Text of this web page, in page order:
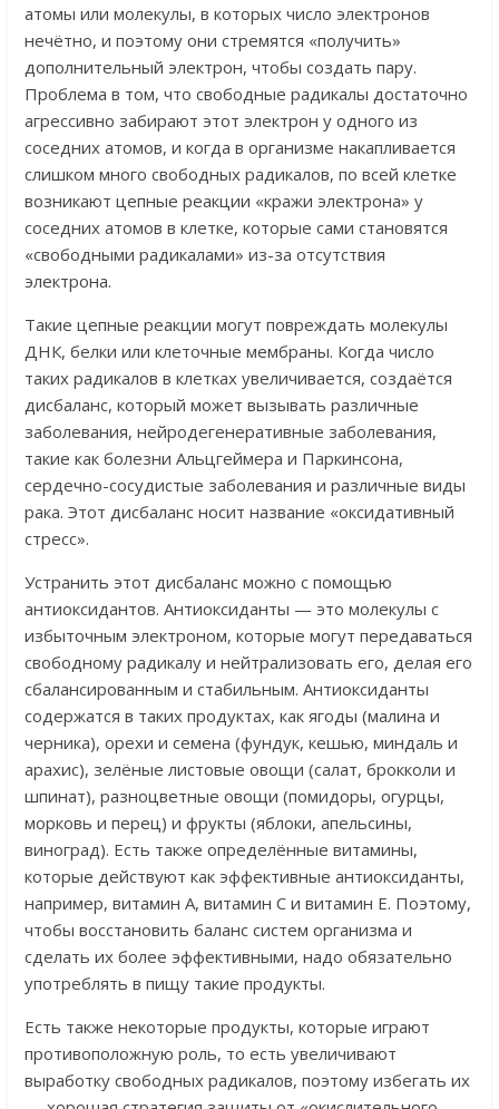
атомы или молекулы, в которых число электронов
нечётно, и поэтому они стремятся «получить»
дополнительный электрон, чтобы создать пару.
Проблема в том, что свободные радикалы достаточно
агрессивно забирают этот электрон у одного из
соседних атомов, и когда в организме накапливается
слишком много свободных радикалов, по всей клетке
возникают цепные реакции «кражи электрона» у
соседних атомов в клетке, которые сами становятся
«свободными радикалами» из-за отсутствия
электрона.
Такие цепные реакции могут повреждать молекулы
ДНК, белки или клеточные мембраны. Когда число
таких радикалов в клетках увеличивается, создаётся
дисбаланс, который может вызывать различные
заболевания, нейродегенеративные заболевания,
такие как болезни Альцгеймера и Паркинсона,
сердечно-сосудистые заболевания и различные виды
рака. Этот дисбаланс носит название «оксидативный
стресс».
Устранить этот дисбаланс можно с помощью
антиоксидантов. Антиоксиданты — это молекулы с
избыточным электроном, которые могут передаваться
свободному радикалу и нейтрализовать его, делая его
сбалансированным и стабильным. Антиоксиданты
содержатся в таких продуктах, как ягоды (малина и
черника), орехи и семена (фундук, кешью, миндаль и
арахис), зелёные листовые овощи (салат, брокколи и
шпинат), разноцветные овощи (помидоры, огурцы,
морковь и перец) и фрукты (яблоки, апельсины,
виноград). Есть также определённые витамины,
которые действуют как эффективные антиоксиданты,
например, витамин А, витамин С и витамин Е. Поэтому,
чтобы восстановить баланс систем организма и
сделать их более эффективными, надо обязательно
употреблять в пищу такие продукты.
Есть также некоторые продукты, которые играют
противоположную роль, то есть увеличивают
выработку свободных радикалов, поэтому избегать их